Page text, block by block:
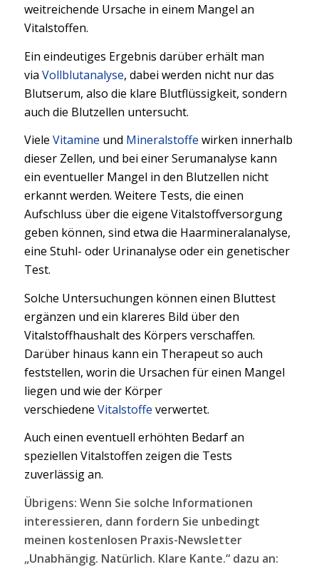
weitreichende Ursache in einem Mangel an
Vitalstoffen.
Ein eindeutiges Ergebnis darüber erhält man
via Vollblutanalyse, dabei werden nicht nur das
Blutserum, also die klare Blutflüssigkeit, sondern
auch die Blutzellen untersucht.
Viele Vitamine und Mineralstoffe wirken innerhalb
dieser Zellen, und bei einer Serumanalyse kann
ein eventueller Mangel in den Blutzellen nicht
erkannt werden. Weitere Tests, die einen
Aufschluss über die eigene Vitalstoffversorgung
geben können, sind etwa die Haarmineralanalyse,
eine Stuhl- oder Urinanalyse oder ein genetischer
Test.
Solche Untersuchungen können einen Bluttest
ergänzen und ein klareres Bild über den
Vitalstoffhaushalt des Körpers verschaffen.
Darüber hinaus kann ein Therapeut so auch
feststellen, worin die Ursachen für einen Mangel
liegen und wie der Körper
verschiedene Vitalstoffe verwertet.
Auch einen eventuell erhöhten Bedarf an
speziellen Vitalstoffen zeigen die Tests
zuverlässig an.
Übrigens: Wenn Sie solche Informationen
interessieren, dann fordern Sie unbedingt
meinen kostenlosen Praxis-Newsletter
„Unabhängig. Natürlich. Klare Kante.“ dazu an: